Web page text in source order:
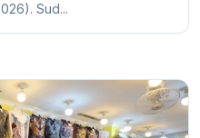
Sud...